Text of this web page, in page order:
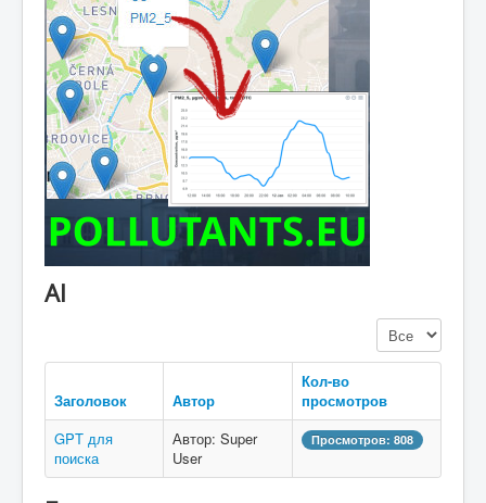
AI
Кол-во строк:
Заголовок Автор
Кол-во
просмотров
GPT для
поиска
Автор: Super
User
Просмотров: 808